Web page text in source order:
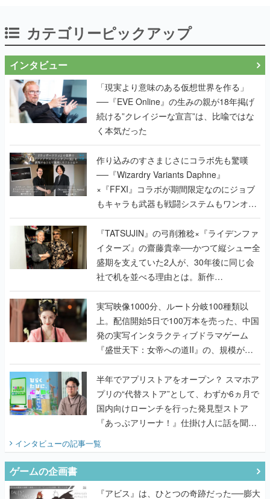
カテゴリーピックアップ
インタビュー
「現実より意味のある仮想世界を作る」
──『EVE Online』の生みの親が18年掲げ
続ける”クレイジーな宣言”は、比喩ではな
く本気だった
作り込みのすさまじさにコラボ先も驚嘆
──『Wizardry Variants Daphne』
×『FFXI』コラボが期間限定なのにジョブ
もキャラも武器も戦闘システムもワンオフ
で作り込まれた理由を両ディレクターに聞
く
『TATSUJIN』の弓削雅稔×『ライデンファ
イターズ』の齋藤貴幸──かつて縦シュー全
盛期を支えていた2人が、30年後に同じ会
社で机を並べる理由とは。新作
『TATSUJIN EXTREME』で初タッグを組
んだレジェンド2人に訊く開発秘話
実写映像1000分、ルート分岐100種類以
上。配信開始5日で100万本を売った、中国
発の実写インタラクティブドラマゲーム
『盛世天下：女帝への道II』の、規模が違
うこだわりをプロデューサーに聞いた
半年でアプリストアをオープン？ スマホア
プリの“代替ストア”として、わずか6ヵ月で
国内向けローンチを行った発見型ストア
『あっぷアリーナ！』仕掛け人に話を聞い
てみた
インタビューの記事一覧
ゲームの企画書
『アビス』は、ひとつの奇跡だった──膨大